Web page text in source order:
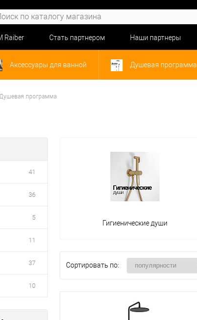
Raiber Стать партнером Наши партнеры
Аксессуары для ванной Душевая программа
программа
41
36
5
11
37
10
Гигиенические души
Сортировать по: